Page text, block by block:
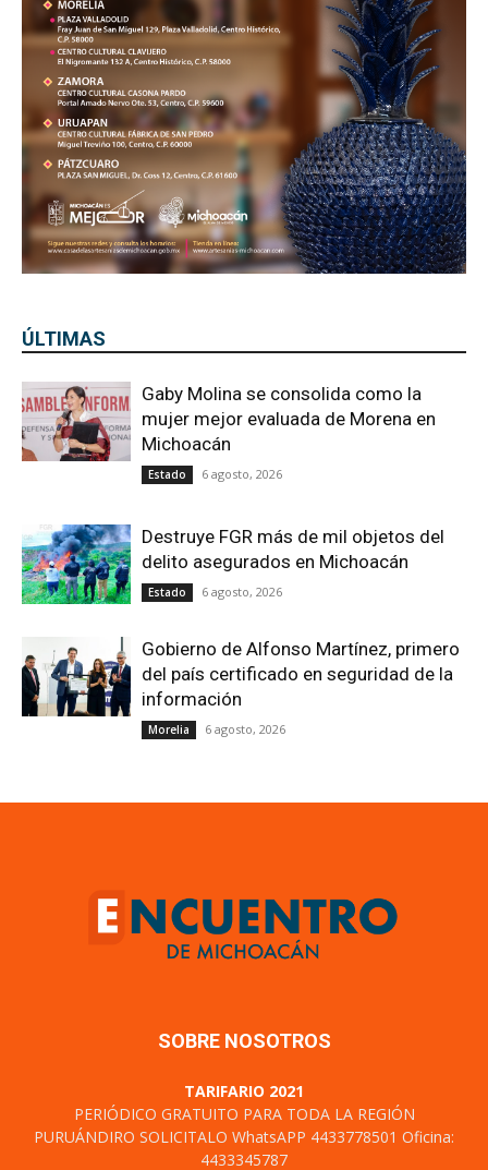
ÚLTIMAS
Gaby Molina se consolida como la
mujer mejor evaluada de Morena en
Michoacán
Estado 6 agosto, 2026
Destruye FGR más de mil objetos del
delito asegurados en Michoacán
Estado 6 agosto, 2026
Gobierno de Alfonso Martínez, primero
del país certificado en seguridad de la
información
Morelia 6 agosto, 2026
SOBRE NOSOTROS
TARIFARIO 2021
PERIÓDICO GRATUITO PARA TODA LA REGIÓN
PURUÁNDIRO SOLICITALO WhatsAPP 4433778501 Oficina:
4433345787